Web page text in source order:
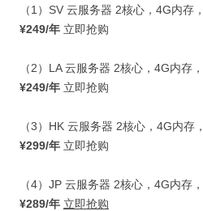
（1 ） SV 云服务器 2核心， 4G内存，
¥249/年 立即抢购
（2） LA云服务器 2核心， 4G内存，
¥249/年 立即抢购
（3） HK 云服务器 2核心， 4G内存，
¥299/年 立即抢购
（4） JP 云服务器 2核心， 4G内存，
¥289/年 立即抢购